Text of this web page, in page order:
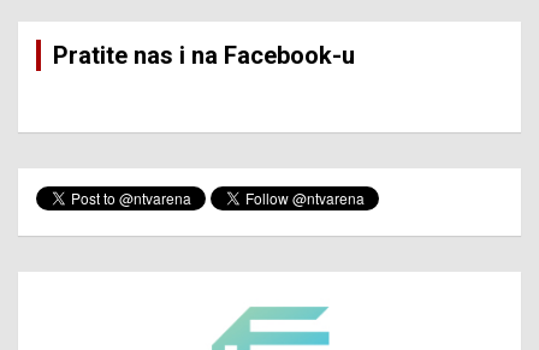
Pratite nas i na Facebook-u